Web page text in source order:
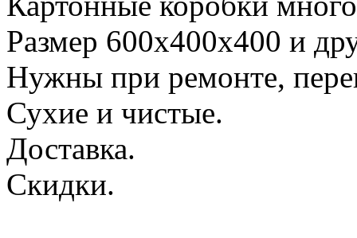
Размер 600х400х400 и
Нужны при ремонте,
Сухие и чистые.
Доставка.
Скидки.